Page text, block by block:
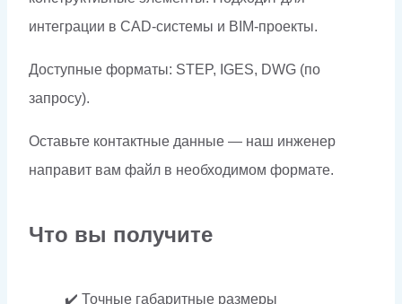
интеграции в CAD-системы и BIM-проекты.
Доступные форматы: STEP, IGES, DWG (по
запросу).
Оставьте контактные данные — наш инженер
направит вам файл в необходимом формате.
Что вы получите
✔️ Точные габаритные размеры